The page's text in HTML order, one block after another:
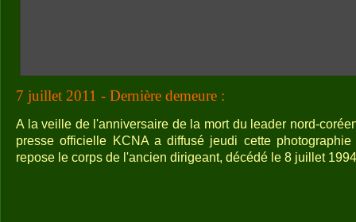
7 juillet 2011 - Dernière demeure :
A la veille de l'anniversaire de la mort du leader nord-
presse officielle KCNA a diffusé jeudi cette
repose le corps de l'ancien dirigeant, décédé le 8 juillet 1994